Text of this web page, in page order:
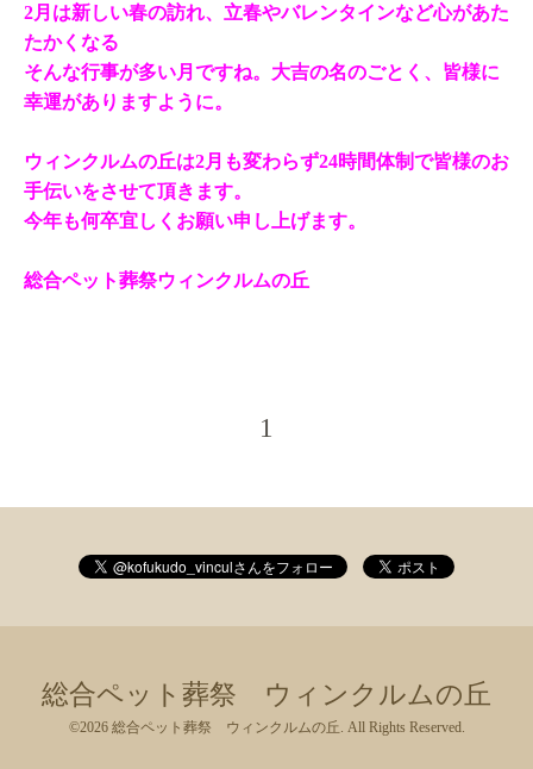
2月は新しい春の訪れ、立春やバレンタインなど心があた
たかくなる
そんな行事が多い月ですね。大吉の名のごとく、皆様に
幸運がありますように。
ウィンクルムの丘は2月も変わらず24時間体制で皆様のお
手伝いをさせて頂きます。
今年も何卒宜しくお願い申し上げます。
総合ペット葬祭ウィンクルムの丘
1
総合ペット葬祭 ウィンクルムの丘
©2026 総合ペット葬祭 ウィンクルムの丘 . All Rights Reserved.